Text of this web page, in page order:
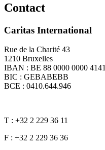
Contact
Caritas International
Rue de la Charité 43
1210 Bruxelles
IBAN : BE 88 0000 0000 4141
BIC : GEBABEBB
BCE : 0410.644.946
T : +32 2 229 36 11
F : +32 2 229 36 36